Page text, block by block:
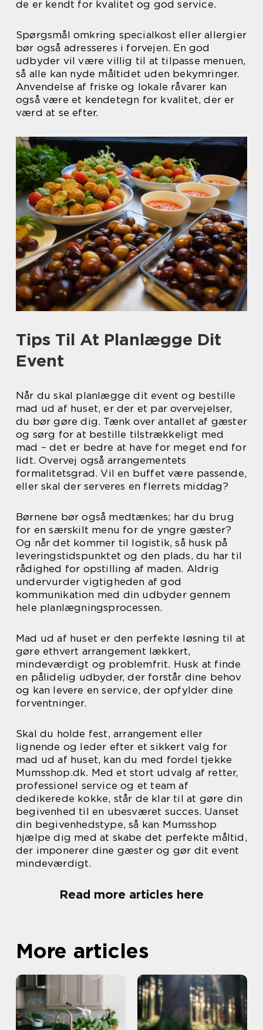
de er kendt for kvalitet og god service.
Spørgsmål omkring specialkost eller allergier
bør også adresseres i forvejen. En god
udbyder vil være villig til at tilpasse menuen,
så alle kan nyde måltidet uden bekymringer.
Anvendelse af friske og lokale råvarer kan
også være et kendetegn for kvalitet, der er
værd at se efter.
Tips Til At Planlægge Dit
Event
Når du skal planlægge dit event og bestille
mad ud af huset, er der et par overvejelser,
du bør gøre dig. Tænk over antallet af gæster
og sørg for at bestille tilstrækkeligt med
mad – det er bedre at have for meget end for
lidt. Overvej også arrangementets
formalitetsgrad. Vil en buffet være passende,
eller skal der serveres en flerrets middag?
Børnene bør også medtænkes; har du brug
for en særskilt menu for de yngre gæster?
Og når det kommer til logistik, så husk på
leveringstidspunktet og den plads, du har til
rådighed for opstilling af maden. Aldrig
undervurder vigtigheden af god
kommunikation med din udbyder gennem
hele planlægningsprocessen.
Mad ud af huset er den perfekte løsning til at
gøre ethvert arrangement lækkert,
mindeværdigt og problemfrit. Husk at finde
en pålidelig udbyder, der forstår dine behov
og kan levere en service, der opfylder dine
forventninger.
Skal du holde fest, arrangement eller
lignende og leder efter et sikkert valg for
mad ud af huset, kan du med fordel tjekke
Mumsshop.dk. Med et stort udvalg af retter,
professionel service og et team af
dedikerede kokke, står de klar til at gøre din
begivenhed til en ubesværet succes. Uanset
din begivenhedstype, så kan Mumsshop
hjælpe dig med at skabe det perfekte måltid,
der imponerer dine gæster og gør dit event
mindeværdigt.
Read more articles here
More articles